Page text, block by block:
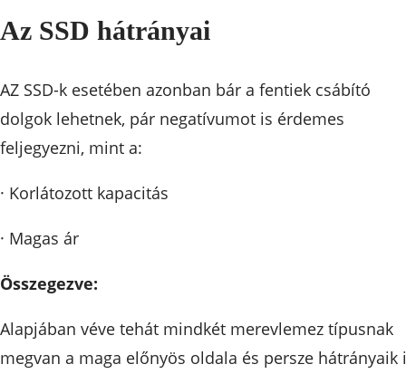
Az SSD hátrányai
AZ SSD-k esetében azonban bár a fentiek csábító
dolgok lehetnek, pár negatívumot is érdemes
feljegyezni, mint a:
· Korlátozott kapacitás
· Magas ár
Összegezve:
Alapjában véve tehát mindkét merevlemez típusnak
megvan a maga előnyös oldala és persze hátrányaik